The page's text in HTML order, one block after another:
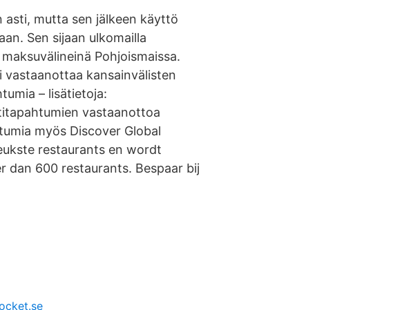
mutta sen jälkeen käyttö
Sen sijaan ulkomailla
Pohjoismaissa.
kansainvälisten
– lisätietoja:
vastaanottoa
myös Discover Global
restaurants en wordt
dan 600 restaurants. Bespaar bij